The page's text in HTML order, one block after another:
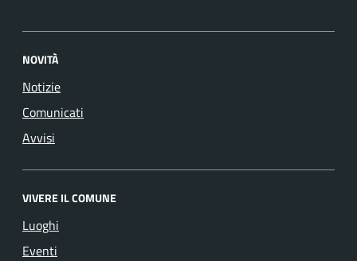
NOVITÀ
Notizie
Comunicati
Avvisi
VIVERE IL COMUNE
Luoghi
Eventi